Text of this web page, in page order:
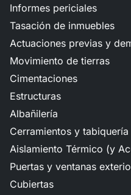
Informes periciales
Tasación de inmuebles
Actuaciones previas y
Movimiento de tierras
Cimentaciones
Estructuras
Albañilería
Cerramientos y tabiquería
Aislamiento Térmico (y
Puertas y ventanas
Cubiertas